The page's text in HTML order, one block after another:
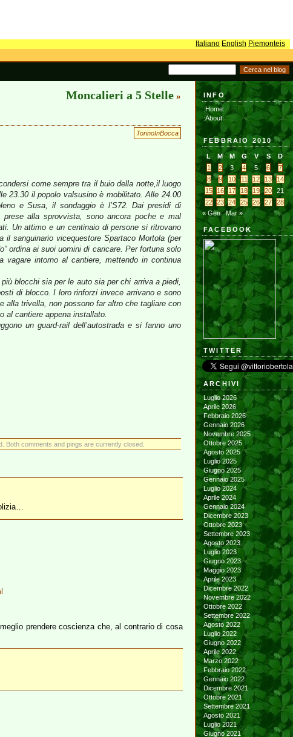
Italiano English Piemonteis
Moncalieri a 5 Stelle »
TorinoInBocca
come sempre tra il buio della notte,il luogo
23.30 il popolo valsusino è mobilitato. Alle 24.00
e Susa, il sondaggio è l’S72. Dai presidi di
alla sprovvista, sono ancora poche e mal
Un attimo e un centinaio di persone si ritrovano
sanguinario vicequestore Spartaco Mortola (per
ordina ai suoi uomini di caricare. Per fortuna solo
intorno al cantiere, mettendo in continua
blocchi sia per le auto sia per chi arriva a piedi,
di blocco. I loro rinforzi invece arrivano e sono
alla trivella, non possono far altro che tagliare con
al cantiere appena installato.
un guard-rail dell’autostrada e si fanno uno
Both comments and pings are currently closed.
prendere coscienza che, al contrario di cosa
INFO
:Home:
:About:
FEBBRAIO 2010
L M M G V S
D
1
2 3 4 5 6
7
8
9 10 11 12 13
14
15
16 17 18 19 20
21
22
23 24 25 26 27
28
« Gen
Mar »
FACEBOOK
TWITTER
ARCHIVI
Luglio 2026
Aprile 2026
Febbraio 2026
Gennaio 2026
Novembre 2025
Ottobre 2025
Agosto 2025
Luglio 2025
Giugno 2025
Gennaio 2025
Luglio 2024
Aprile 2024
Gennaio 2024
Dicembre 2023
Ottobre 2023
Settembre 2023
Agosto 2023
Luglio 2023
Giugno 2023
Maggio 2023
Aprile 2023
Dicembre 2022
Novembre 2022
Ottobre 2022
Settembre 2022
Agosto 2022
Luglio 2022
Giugno 2022
Aprile 2022
Marzo 2022
Febbraio 2022
Gennaio 2022
Dicembre 2021
Ottobre 2021
Settembre 2021
Agosto 2021
Luglio 2021
Giugno 2021